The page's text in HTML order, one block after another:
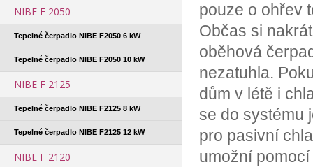
NIBE F 2050
Tepelné čerpadlo NIBE F2050 6 kW
Tepelné čerpadlo NIBE F2050 10 kW
NIBE F 2125
Tepelné čerpadlo NIBE F2125 8 kW
Tepelné čerpadlo NIBE F2125 12 kW
NIBE F 2120
pouze o ohřev
Občas si
oběhová
nezatuhla.
dům v létě i
se do systému
pro pasivní
umožní pomocí